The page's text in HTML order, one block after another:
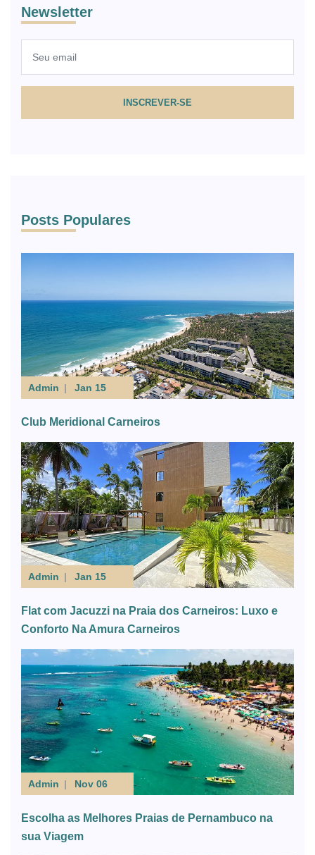
Newsletter
INSCREVER-SE
Posts Populares
Admin Jan 15
Club Meridional Carneiros
Admin Jan 15
Flat com Jacuzzi na Praia dos Carneiros: Luxo e
Conforto Na Amura Carneiros
Admin Nov 06
Escolha as Melhores Praias de Pernambuco na
sua Viagem